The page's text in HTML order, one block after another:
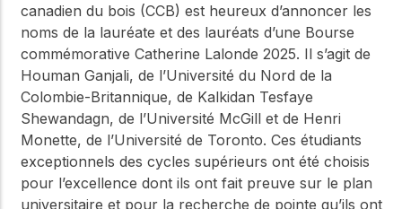
canadien du bois (CCB) est heureux d’annoncer les
noms de la lauréate et des lauréats d’une Bourse
commémorative Catherine Lalonde 2025. Il s’agit de
Houman Ganjali, de l’Université du Nord de la
Colombie-Britannique, de Kalkidan Tesfaye
Shewandagn, de l’Université McGill et de Henri
Monette, de l’Université de Toronto. Ces étudiants
exceptionnels des cycles supérieurs ont été choisis
pour l’excellence dont ils ont fait preuve sur le plan
universitaire et pour la recherche de pointe qu’ils ont